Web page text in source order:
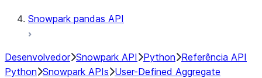
Snowpark pandas API
Desenvolvedor Snowpark API Python Referência API
Python Snowpark APIs User-Defined Aggregate